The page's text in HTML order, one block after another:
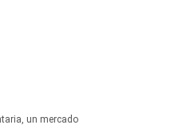
un mercado